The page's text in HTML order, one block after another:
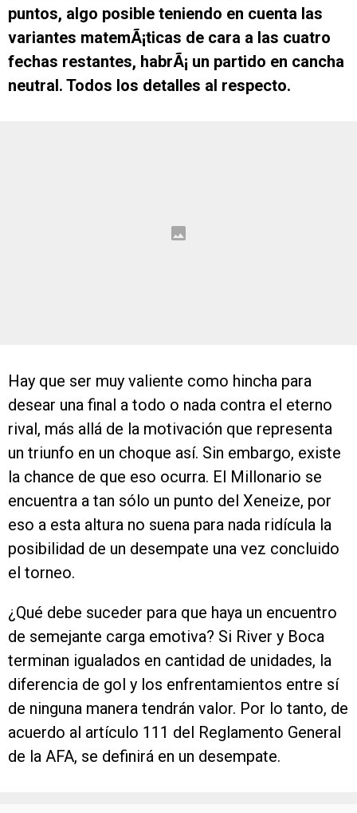
puntos, algo posible teniendo en cuenta las
variantes matemÃ¡ticas de cara a las cuatro
fechas restantes, habrÃ¡ un partido en cancha
neutral. Todos los detalles al respecto.
Hay que ser muy valiente como hincha para
desear una final a todo o nada contra el eterno
rival, más allá de la motivación que representa
un triunfo en un choque así. Sin embargo, existe
la chance de que eso ocurra. El Millonario se
encuentra a tan sólo un punto del Xeneize, por
eso a esta altura no suena para nada ridícula la
posibilidad de un desempate una vez concluido
el torneo.
¿Qué debe suceder para que haya un encuentro
de semejante carga emotiva? Si River y Boca
terminan igualados en cantidad de unidades, la
diferencia de gol y los enfrentamientos entre sí
de ninguna manera tendrán valor. Por lo tanto, de
acuerdo al artículo 111 del Reglamento General
de la AFA, se definirá en un desempate.